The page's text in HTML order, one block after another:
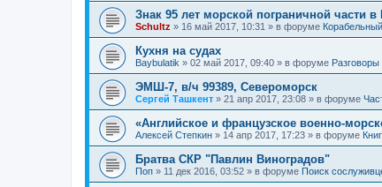
Знак 95 лет морской пограничной части в
Schultz » 16 май 2017, 10:31 » в форуме
Кухня на судах
Baybulatik » 02 май 2017, 09:40 » в форуме
ЭМШ-7, в/ч 99389, Североморск
Сергей Ташкент » 21 апр 2017, 23:08 » в форуме
«Английское и французское военно-
Алексей Степкин » 14 апр 2017, 17:23 » в форуме
Братва СКР "Павлин Виноградов"
Поп » 11 дек 2016, 03:52 » в форуме Поиск